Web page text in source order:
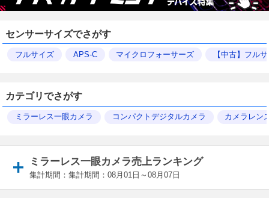
センサーサイズでさがす
フルサイズ APS-C マイクロフォーサーズ 【中古】フル
カテゴリでさがす
ミラーレス一眼カメラ コンパクトデジタルカメラ カメラレン
ミラーレス一眼カメラ売上ランキング
集計期間：集計期間：08月01日～08月07日